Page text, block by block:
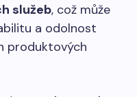
služeb, což může
a odolnost
produktových